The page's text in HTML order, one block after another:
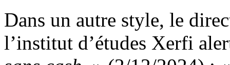
Dans un autre style, le
l’institut d’études Xerfi